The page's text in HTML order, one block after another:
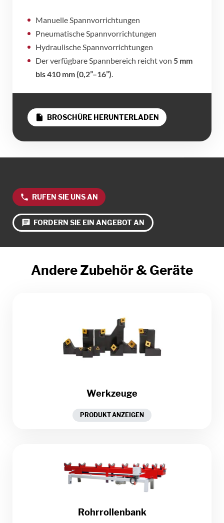
Manuelle Spannvorrichtungen
Pneumatische Spannvorrichtungen
Hydraulische Spannvorrichtungen
Der verfügbare Spannbereich reicht von 5 mm
bis 410 mm (0,2”–16”).
insert_drive_file BROSCHÜRE HERUNTERLADEN
phone RUFEN SIE UNS AN
chat FORDERN SIE EIN ANGEBOT AN
Andere Zubehör & Geräte
Werkzeuge
PRODUKT ANZEIGEN
Rohrrollenbank